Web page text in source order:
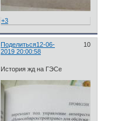
+3
Поделиться 10
12-06-
2019 20:00:58
История жд на ГЭСе